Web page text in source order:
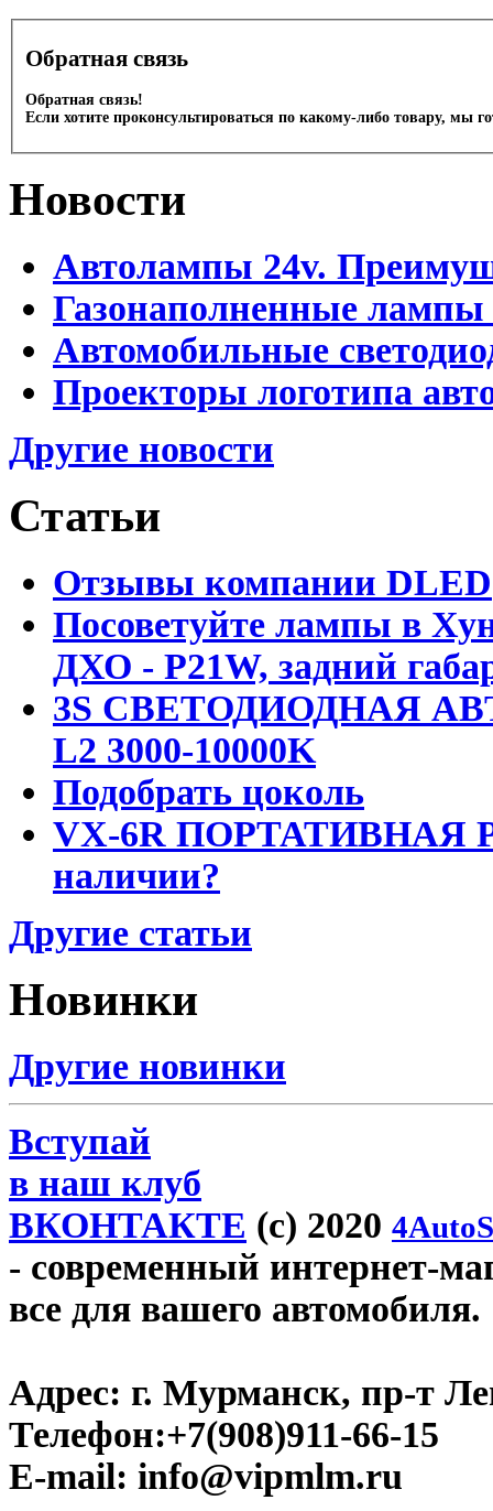
Обратная связь
Обратная связь!
Если хотите проконсультироваться по какому-либо товару, мы
Новости
Автолампы 24v.
Газонаполненные
Автомобильные
Проекторы логотипа
Другие новости
Статьи
Отзывы компании DLED
Посоветуйте лампы в
ДХО - P21W, задний
3S СВЕТОДИОДНАЯ
L2 3000-10000K
Подобрать цоколь
VX-6R ПОРТАТИВНАЯ
наличии?
Другие статьи
Новинки
Другие новинки
Вступай
в наш клуб
ВКОНТАКТЕ (c) 2020
- современный интернет-
все для вашего автомобиля.
Адрес: г. Мурманск, пр-т
Телефон:+7(908)911-66-15
E-mail: info@vipmlm.ru